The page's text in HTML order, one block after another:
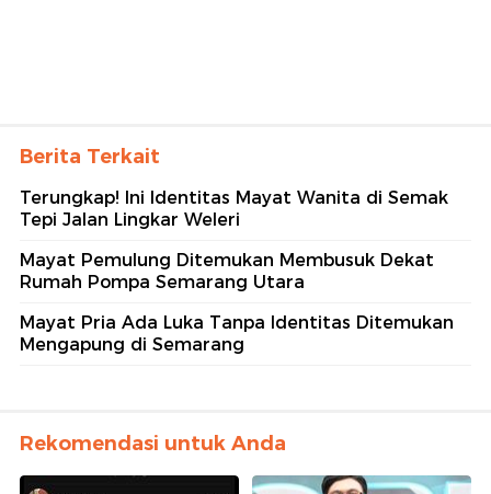
Berita Terkait
Terungkap! Ini Identitas Mayat Wanita di Semak
Tepi Jalan Lingkar Weleri
Mayat Pemulung Ditemukan Membusuk Dekat
Rumah Pompa Semarang Utara
Mayat Pria Ada Luka Tanpa Identitas Ditemukan
Mengapung di Semarang
Rekomendasi untuk Anda